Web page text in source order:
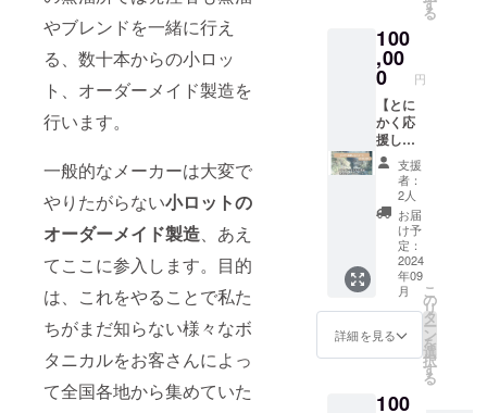
やブレンドを一緒に行え
る、数十本からの小ロッ
ト、オーダーメイド製造を
行います。
一般的なメーカーは大変で
やりたがらない小ロットの
オーダーメイド製造、あえ
てここに参入します。目的
は、これをやることで私た
ちがまだ知らない様々なボ
タニカルをお客さんによっ
て全国各地から集めていた
法令で
禁止さ
れてい
ます。
20歳未
満の方
はこの
リター
ンを選
択でき
ませ
ん。
naturad
istillの
ロゴ入
リジナ
ルTシャ
ツをお
届けし
ます。
サイズ
はS、
M、L、
XLの4
種類か
らお選
びくだ
さい。
オープ
は是非
で行う
関係者
限定の
開業記
念パー
ティー
にご招
待しま
す。
2024年
9月頃、
川内村
の蒸溜
所にて
開催予
定で
す。
す。 ●
お礼の
お手紙
（1枚）
心を込
めて感
謝のお
手紙を
お送り
しま
す。 ●
オープ
ニング
パー
ティー
参加チ
ケット
（1枚）
蒸溜所
限定の
す
る
100
,00
0 円
【とに
かく応
援した
いコー
ス】 ●
オリジ
ナルス
テッ
カー（1
枚）
naturad
istillの
オリジ
ナルス
テッ
しま
支援
者：
2人
お届
け予
定：
2024
年09
月
詳細を見る
こ
の
リ
タ
ー
ン
を
選
択
す
る
100